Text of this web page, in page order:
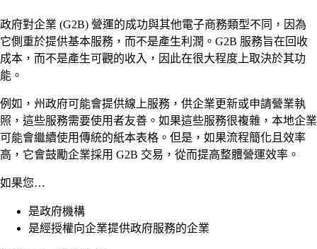
政府對企業 (G2B) 營運的成功與其他電子商務類型不同，因為
它側重於提供基本服務，而不是產生利潤。G2B 服務旨在回收
成本，而不是產生可觀的收入，因此在很大程度上取決於其功
能。
例如，州政府可能會提供線上服務，供企業更新或申請營業執
照，這些服務需要使用者友善。如果這些服務很複雜，本地企業
可能會繼續使用傳統的紙本表格。但是，如果流程簡化且效率
高，它會鼓勵企業採用 G2B 交易，從而提高整體營運效率。
如果您…
是政府機構
是經授權向企業提供政府服務的企業